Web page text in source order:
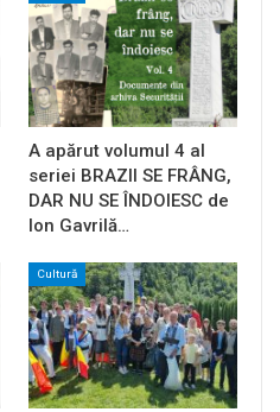
A apărut volumul 4 al
seriei BRAZII SE FRÂNG,
DAR NU SE ÎNDOIESC de
Ion Gavrilă…
Cultură